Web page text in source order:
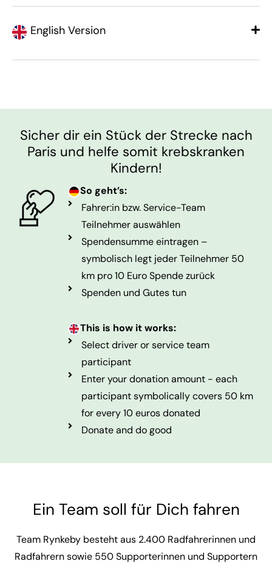
English Version
Sicher dir ein Stück der Strecke nach
Paris und helfe somit krebskranken
Kindern!
So geht’s:
Fahrer:in bzw. Service-Team
Teilnehmer auswählen
Spendensumme eintragen –
symbolisch legt jeder Teilnehmer 50
km pro 10 Euro Spende zurück
Spenden und Gutes tun
This is how it works:
Select driver or service team
participant
Enter your donation amount - each
participant symbolically covers 50 km
for every 10 euros donated
Donate and do good
Ein Team soll für Dich fahren
Team Rynkeby besteht aus 2.400 Radfahrerinnen und
Radfahrern sowie 550 Supporterinnen und Supportern